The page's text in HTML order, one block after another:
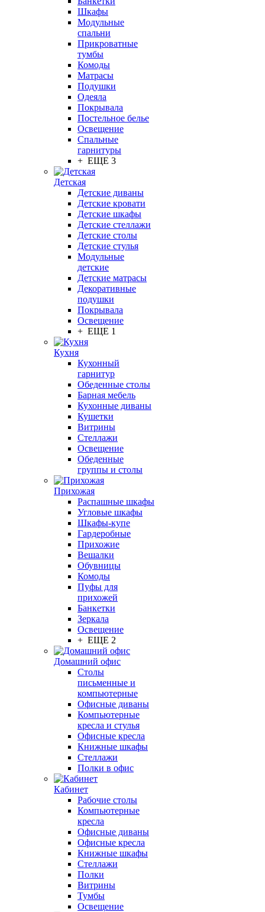
Шкафы
Модульные
спальни
Прикроватные
тумбы
Комоды
Матрасы
Подушки
Одеяла
Покрывала
Постельное белье
Освещение
Спальные
гарнитуры
+ ЕЩЕ 3
Детская
Детские диваны
Детские кровати
Детские шкафы
Детские стеллажи
Детские столы
Детские стулья
Модульные
детские
Детские матрасы
Декоративные
подушки
Покрывала
Освещение
+ ЕЩЕ 1
Кухня
Кухонный
гарнитур
Обеденные столы
Барная мебель
Кухонные диваны
Кушетки
Витрины
Стеллажи
Освещение
Обеденные
группы и столы
Прихожая
Распашные шкафы
Угловые шкафы
Шкафы-купе
Гардеробные
Прихожие
Вешалки
Обувницы
Комоды
Пуфы для
прихожей
Банкетки
Зеркала
Освещение
+ ЕЩЕ 2
Домашний офис
Столы
письменные и
компьютерные
Офисные диваны
Компьютерные
кресла и стулья
Офисные кресла
Книжные шкафы
Стеллажи
Полки в офис
Кабинет
Рабочие столы
Компьютерные
кресла
Офисные диваны
Офисные кресла
Книжные шкафы
Стеллажи
Полки
Витрины
Тумбы
Освещение